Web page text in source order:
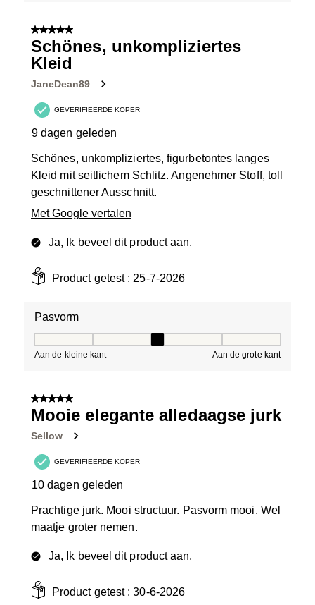
5 van 5 sterren.
Schönes, unkompliziertes
Kleid
JaneDean89
GEVERIFIEERDE KOPER
9 dagen geleden
Schönes, unkompliziertes, figurbetontes langes
Kleid mit seitlichem Schlitz. Angenehmer Stoff, toll
geschnittener Ausschnitt.
Met Google vertalen
Ja, Ik beveel dit product aan.
Product getest :25-7-2026
Pasvorm
Aan de kleine kant Aan de grote kant
5 van 5 sterren.
Mooie elegante alledaagse jurk
Sellow
GEVERIFIEERDE KOPER
10 dagen geleden
Prachtige jurk. Mooi structuur. Pasvorm mooi. Wel
maatje groter nemen.
Ja, Ik beveel dit product aan.
Product getest :30-6-2026